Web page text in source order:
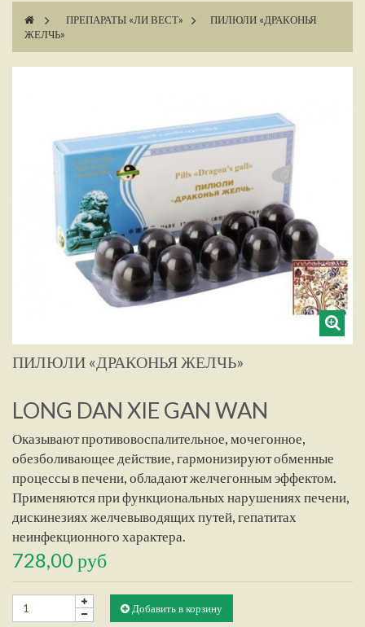
> ПРЕПАРАТЫ «ЛИ ВЕСТ» >
ПИЛЮЛИ «ДРАКОНЬЯ
ЖЕЛЧЬ»
ПИЛЮЛИ «ДРАКОНЬЯ ЖЕЛЧЬ»
LONG DAN XIE GAN WAN
Оказывают противовоспалительное, мочегонное,
обезболивающее действие, гармонизируют обменные
процессы в печени, обладают желчегонным эффектом.
Применяются при функциональных нарушениях печени,
дискинезиях желчевыводящих путей, гепатитах
неинфекционного характера.
728,00 руб
Добавить в корзину